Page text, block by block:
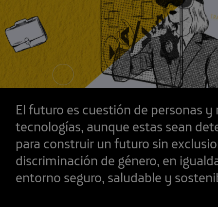
El futuro es cuestión de personas y
tecnologías, aunque estas sean
para construir un futuro sin
discriminación de género, en
entorno seguro, saludable y